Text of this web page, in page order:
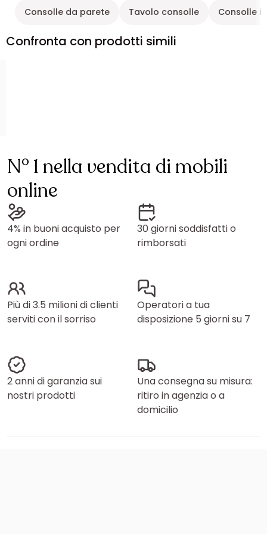
Consolle da parete Tavolo consolle Consolle
Confronta con prodotti simili
N° 1 nella vendita di mobili
online
4% in buoni acquisto per
ogni ordine
30 giorni soddisfatti o
rimborsati
Più di 3.5 milioni di clienti
serviti con il sorriso
Operatori a tua
disposizione 5 giorni su 7
2 anni di garanzia sui
nostri prodotti
Una consegna su misura:
ritiro in agenzia o a
domicilio